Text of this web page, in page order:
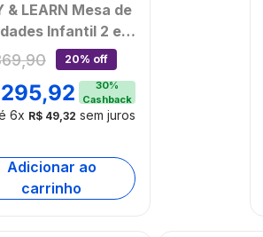
& LEARN Mesa de
Infantil 2 em
Banquinho e
Multikids -
,90 20% off
295,92 30%
Cashback
6x R$ 49,32 sem juros
Adicionar ao
carrinho